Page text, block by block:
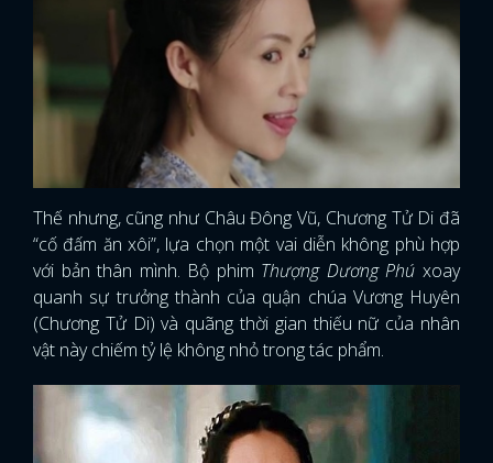
Thế nhưng, cũng như Châu Đông Vũ, Chương Tử Di đã
“cố đấm ăn xôi”, lựa chọn một vai diễn không phù hợp
với bản thân mình. Bộ phim Thượng Dương Phú xoay
quanh sự trưởng thành của quận chúa Vương Huyên
(Chương Tử Di) và quãng thời gian thiếu nữ của nhân
vật này chiếm tỷ lệ không nhỏ trong tác phẩm.